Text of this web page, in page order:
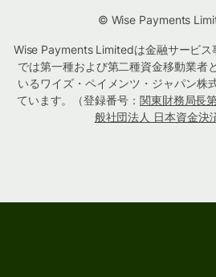
© Wise Payments
Wise Payments Limitedは金融サービス
では第一種および第二種資金移動業者
いるワイズ・ペイメンツ・ジャパン株
ています。（登録番号： 関東財務局長
般社団法人 日本資金決